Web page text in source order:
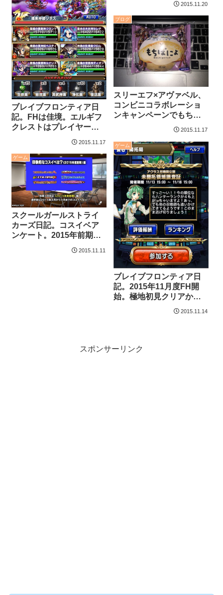
は普通な気がする。
2015.11.20
ブレイブフロンティア日
記。FHは佳境。エルギフ
クレストはプレイヤーレ
2015.11.17
ブログ
スリーエフ×アヴァベル、
コンビニコラボレーショ
ンキャンペーンでもちぽ
にょ限定パッケージっ
2015.11.17
ゲーム
ブレイブフロンティア日
記。2015年11月度FH開
始。極地初見クリアから
2015.11.14
ゲーム
スクールガールストライ
カーズ日記。コスイベア
ンケート。2015年前期は
2015.11.11
スポンサーリンク